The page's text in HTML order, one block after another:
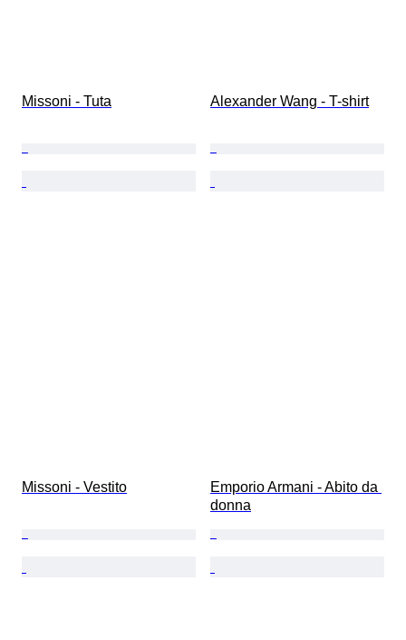
Missoni - Tuta Alexander Wang - T-shirt
Missoni - Vestito
Emporio Armani - Abito da
donna